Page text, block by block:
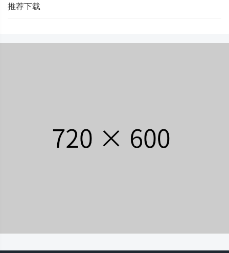
推荐下载